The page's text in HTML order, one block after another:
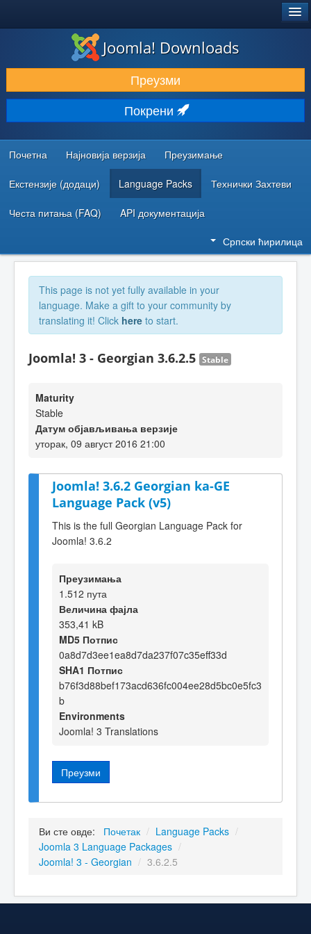
ПРЕУЗИМАЊЕ И ПРОШИРЕЊА (ЕКСТЕНЗИЈЕ)
ОТКРИЈТЕ И НАУЧИТЕ
ЗАЈЕДНИЦА И ПОДРШКА
РЕСУРСИ ЗА РАЗВОЈ
Joomla! Downloads
Преузми
Покрени
Почетна Најновија верзија Преузимање
Екстензије (додаци) Language Packs Технички Захтеви
Честа питања (FAQ) API документација
Српски ћирилица
This page is not yet fully available in your
language. Make a gift to your community by
translating it! Click here to start.
Joomla! 3 - Georgian 3.6.2.5 Stable
Maturity
Stable
Датум објављивања верзије
уторак, 09 август 2016 21:00
Joomla! 3.6.2 Georgian ka-GE
Language Pack (v5)
This is the full Georgian Language Pack for
Joomla! 3.6.2
Преузимања
1.512 пута
Величина фајла
353,41 kB
MD5 Потпис
0a8d7d3ee1ea8d7da237f07c35eff33d
SHA1 Потпис
b76f3d88bef173acd636fc004ee28d5bc0e5fc3
b
Environments
Joomla! 3 Translations
Преузми
Ви сте овде: Почетак / Language Packs /
Joomla 3 Language Packages /
Joomla! 3 - Georgian / 3.6.2.5